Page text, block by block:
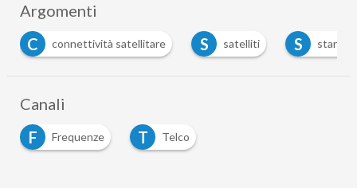
Argomenti
C
connettività satellitare S satelliti S starlink
Canali
F
Frequenze T Telco